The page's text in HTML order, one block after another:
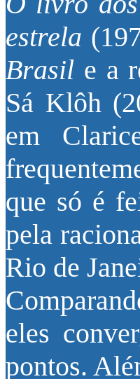
estrela
Brasil e a
Sá Klôh
em
que só é
pela
Rio de
eles
pontos.